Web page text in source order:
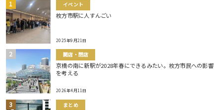
イベント
枚方市駅に人すんごい
2025年9月21日
開店・閉店
京橋の南に新駅が2028年春にできるみたい。枚方市民への影響
を考える
2026年4月11日
まとめ